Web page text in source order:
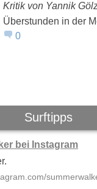
Kritik von Yannik
Überstunden in der
0
Surftipps
bei Instagram